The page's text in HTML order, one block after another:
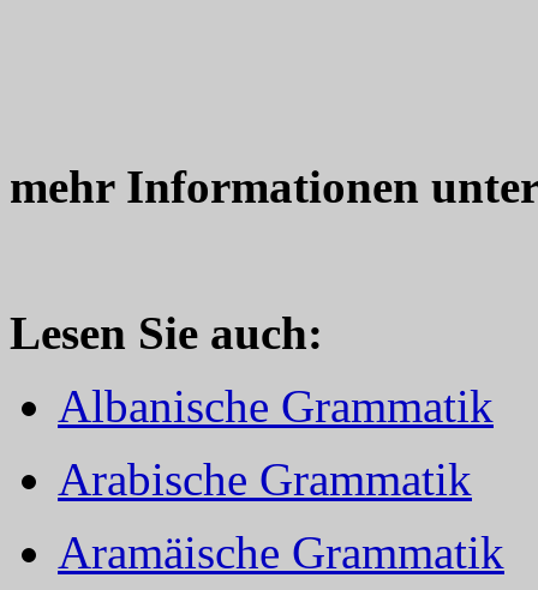
mehr Informationen
Lesen Sie auch:
Albanische Grammatik
Arabische Grammatik
Aramäische Grammatik